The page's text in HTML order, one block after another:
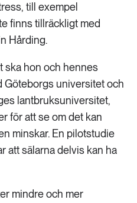
till exempel
finns tillräckligt med
Hårding.
ska hon och hennes
Göteborgs universitet och
lantbruksuniversitet,
för att se om det kan
minskar. En pilotstudie
att sälarna delvis kan ha
mindre och mer